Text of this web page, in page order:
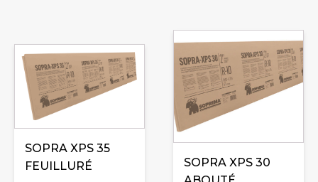
SOPRA XPS 35
FEUILLURÉ
Ce
produit
plusieurs
variations.
Les
options
SOPRA XPS 30
produit
plusieurs
variations.
Les
options
peuvent